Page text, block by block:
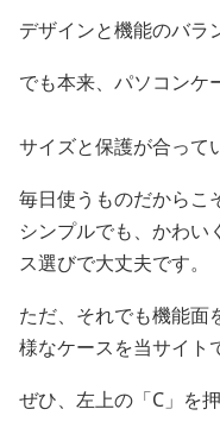
デザインと機能のバラ
でも本来、パソコンケ
サイズと保護が合って
毎日使うものだからこ
シンプルでも、かわい
ス選びで大丈夫です。
ただ、それでも機能面
様なケースを当サイト
ぜひ、左上の「C」を